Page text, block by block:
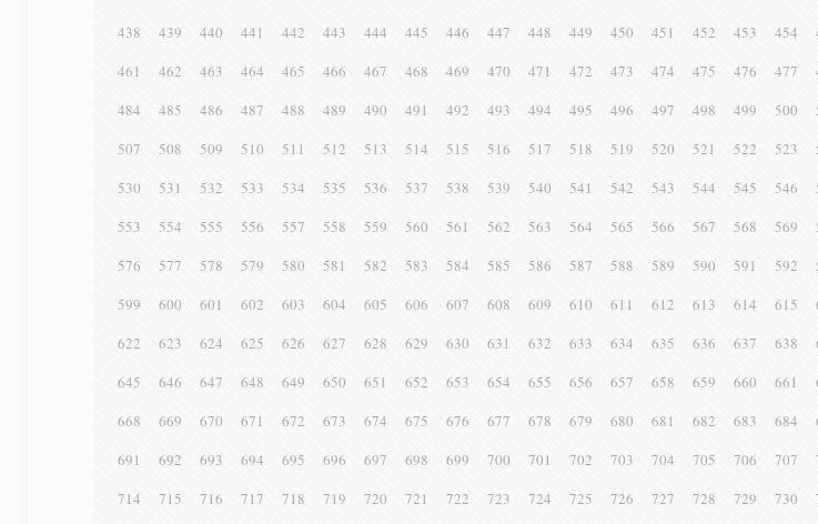
438
439 440 441 442 443 444 445 446 447 448 449 450 451 452 453 454
461
462 463 464 465 466 467 468 469 470 471 472 473 474 475 476 477
484
485 486 487 488 489 490 491 492 493 494 495 496 497 498 499 500
507
508 509 510 511 512 513 514 515 516 517 518 519 520 521 522 523
530
531 532 533 534 535 536 537 538 539 540 541 542 543 544 545 546
553
554 555 556 557 558 559 560 561 562 563 564 565 566 567 568 569
576
577 578 579 580 581 582 583 584 585 586 587 588 589 590 591 592
599
600 601 602 603 604 605 606 607 608 609 610 611 612 613 614 615
622
623 624 625 626 627 628 629 630 631 632 633 634 635 636 637 638
645
646 647 648 649 650 651 652 653 654 655 656 657 658 659 660 661
668
669 670 671 672 673 674 675 676 677 678 679 680 681 682 683 684
691
692 693 694 695 696 697 698 699 700 701 702 703 704 705 706 707
714
715 716 717 718 719 720 721 722 723 724 725 726 727 728 729 730